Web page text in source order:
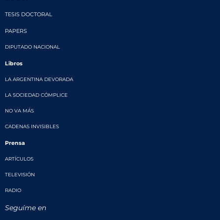
TESIS DOCTORAL
PAPERS
DIPUTADO NACIONAL
Libros
LA ARGENTINA DEVORADA
LA SOCIEDAD CÓMPLICE
NO VA MÁS
CADENAS INVISIBLES
Prensa
ARTÍCULOS
TELEVISIÓN
RADIO
Seguíme en